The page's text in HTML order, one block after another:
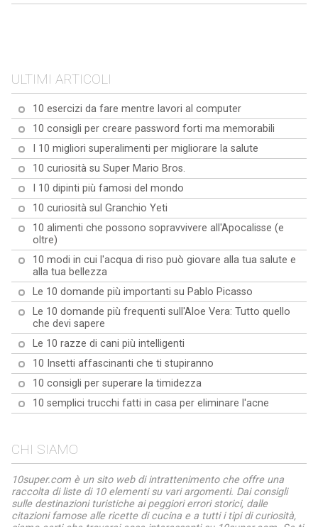
ULTIMI ARTICOLI
10 esercizi da fare mentre lavori al computer
10 consigli per creare password forti ma memorabili
I 10 migliori superalimenti per migliorare la salute
10 curiosità su Super Mario Bros.
I 10 dipinti più famosi del mondo
10 curiosità sul Granchio Yeti
10 alimenti che possono sopravvivere all'Apocalisse (e
oltre)
10 modi in cui l'acqua di riso può giovare alla tua salute e
alla tua bellezza
Le 10 domande più importanti su Pablo Picasso
Le 10 domande più frequenti sull'Aloe Vera: Tutto quello
che devi sapere
Le 10 razze di cani più intelligenti
10 Insetti affascinanti che ti stupiranno
10 consigli per superare la timidezza
10 semplici trucchi fatti in casa per eliminare l'acne
CHI SIAMO
10super.com è un sito web di intrattenimento che offre una
raccolta di liste di 10 elementi su vari argomenti. Dai consigli
sulle destinazioni turistiche ai peggiori errori storici, dalle
citazioni famose alle ricette di cucina e a tutti i tipi di curiosità,